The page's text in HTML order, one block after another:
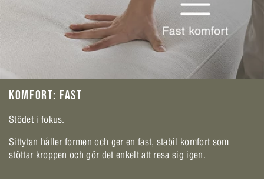
KOMFORT: FAST
Stödet i fokus.
Sittytan håller formen och ger en fast, stabil komfort som
stöttar kroppen och gör det enkelt att resa sig igen.